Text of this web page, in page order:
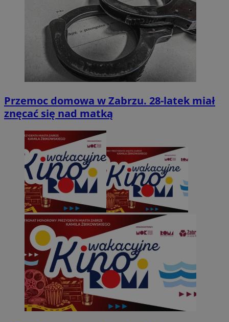
Przemoc domowa w Zabrzu. 28-latek miał
znęcać się nad matką